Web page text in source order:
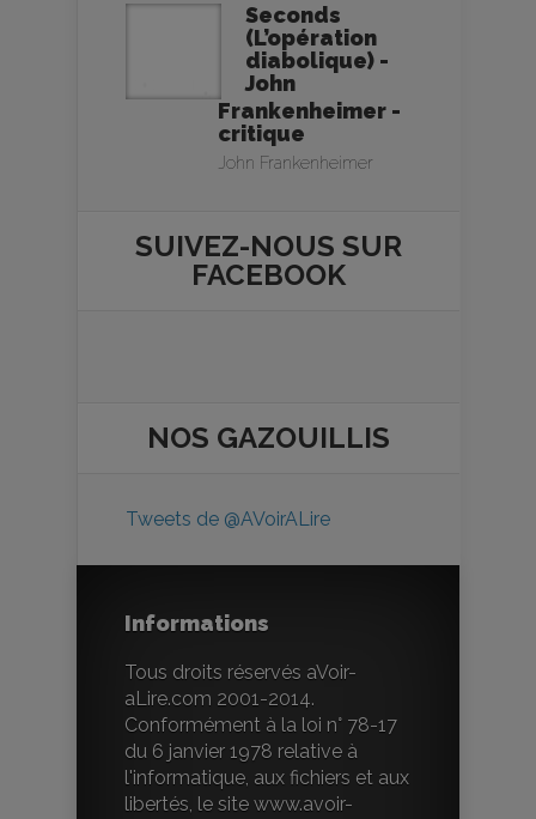
Seconds
(L’opération
diabolique) -
John
Frankenheimer -
critique
John Frankenheimer
SUIVEZ-NOUS SUR
FACEBOOK
NOS GAZOUILLIS
Tweets de @AVoirALire
Informations
Tous droits réservés aVoir-
aLire.com 2001-2014.
Conformément à la loi n° 78-17
du 6 janvier 1978 relative à
l'informatique, aux fichiers et aux
libertés, le site www.avoir-